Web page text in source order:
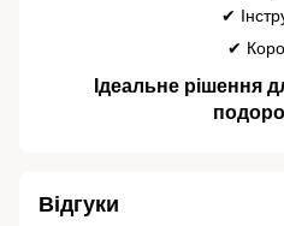
✔
✔
Ідеальне рішення
Відгуки